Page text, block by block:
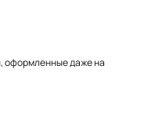
оформленные даже на